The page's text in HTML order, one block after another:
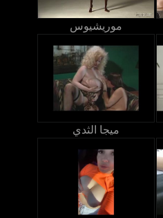
موريشيوس
ميجا الثدي